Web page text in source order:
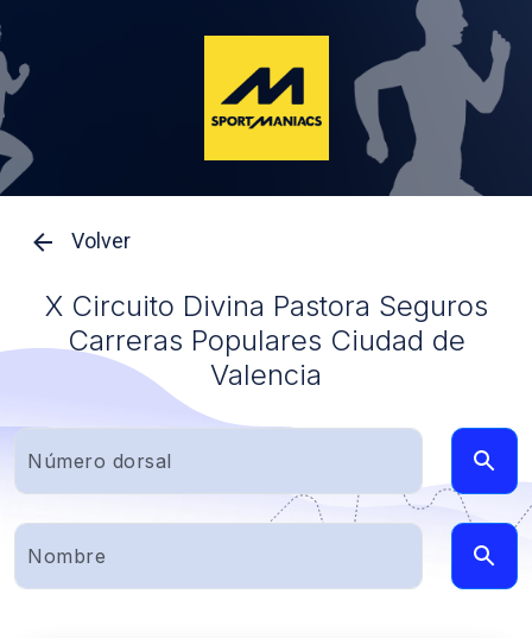
Volver
X Circuito Divina Pastora Seguros
Carreras Populares Ciudad de
Valencia